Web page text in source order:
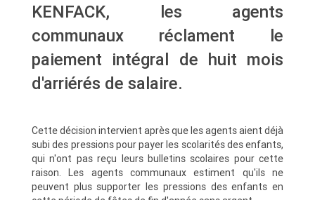
KENFACK, les agents
communaux réclament le
paiement intégral de huit mois
d'arriérés de salaire.
Cette décision intervient après que les agents aient déjà
subi des pressions pour payer les scolarités des enfants,
qui n'ont pas reçu leurs bulletins scolaires pour cette
raison. Les agents communaux estiment qu'ils ne
peuvent plus supporter les pressions des enfants en